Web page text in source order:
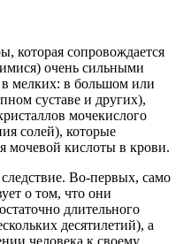
которая сопровождается
очень сильными
в мелких: в большом или
суставе и других),
мочекислого
солей), которые
мочевой кислоты в крови.
Во-первых, само
о том, что они
длительного
десятилетий), а
человека к своему